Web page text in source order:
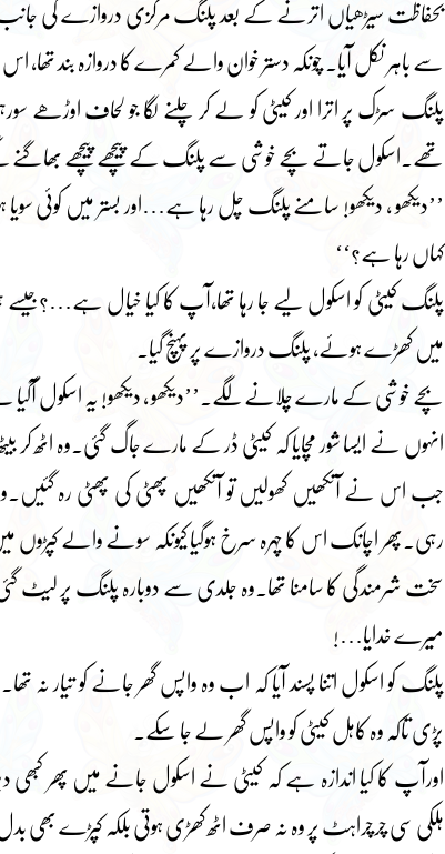
بحفاظت سیڑھیاں اترنے کے بعد پلنگ مرکزی دروازے کی جانب
سے باہر نکل آیا۔ چونکہ دستر خوان والے کمرے کا دروازہ بند تھا،
پلنگ سڑک پر اترا اور کیٹی کو لے کر چلنے لگا جو لحاف اوڑھے
تھے۔اسکول جاتے بچے خوشی سے پلنگ کے پیچھے پیچھے بھاگنے
’’دیکھو ، دیکھو! سامنے پلنگ چل رہا ہے…اور بستر میں کوئی
کہاں رہا ہے؟‘‘
پلنگ کیٹی کو اسکول لیے جا رہا تھا،آپ کا کیا خیال ہے…؟جیسے ہی
میں کھڑے ہوئے، پلنگ دروازے پر پہنچ گیا۔
بچے خوشی کے مارے چلانے لگے۔’’دیکھو ، دیکھو! یہ اسکول آگیا
انہوں نے ایسا شور مچایا کہ کیٹی ڈر کے مارے جاگ گئی۔وہ اٹھ کر
جب اس نے آنکھیں کھولیں تو آنکھیں پھٹی کی پھٹی رہ
رہی۔پھر اچانک اس کا چہرہ سرخ ہوگیا کیونکہ سونے والے
سخت شرمندگی کا سامنا تھا۔وہ جلدی سے دوبارہ پلنگ پر لیٹ
میرے خدایا…!
پلنگ کو اسکول اتنا پسند آیا کہ اب وہ واپس گھر جانے کو تیار
پڑی تاکہ وہ کاہل کیٹی کو واپس گھر لے جا سکے۔
اورآپ کا کیا اندازہ ہے کہ کیٹی نے اسکول جانے میں پھر کبھی
ہلکی سی چرچراہٹ پر وہ نہ صرف اٹھ کھڑی ہوتی بلکہ کپڑے بھی